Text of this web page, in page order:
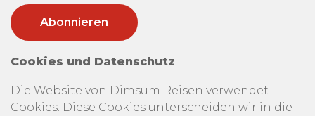
Cookies und Datenschutz
Die Website von Dimsum Reisen verwendet
Cookies. Diese Cookies unterscheiden wir in die